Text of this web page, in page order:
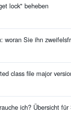
lock" beheben
woran Sie ihn
class file major
ich? Übersicht für